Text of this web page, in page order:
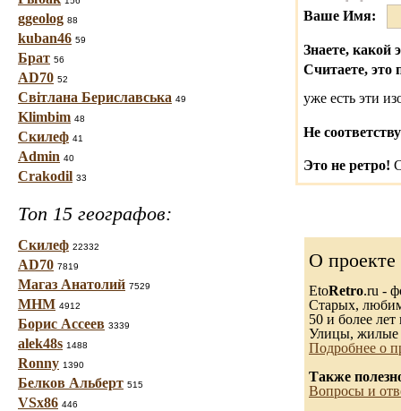
ggeolog 88
kuban46 59
Брат 56
AD70 52
Світлана Бериславська 49
Klimbim 48
Скилеф 41
Admin 40
Crakodil 33
Топ 15 географов:
Скилеф 22332
AD70 7819
Магаз Анатолий 7529
МНМ 4912
Борис Ассеев 3339
alek48s 1488
Ronny 1390
Белков Альберт 515
VSx86 446
Ваше Имя:
Знаете, какой
Считаете, это
уже есть эти
Не
Это не ретро!
О проекте
EtoRetro.ru -
Старых,
50 и более лет
Улицы, жилые
Подробнее о
Также
Вопросы и